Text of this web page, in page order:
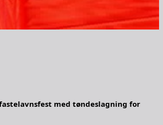
med tøndeslagning for